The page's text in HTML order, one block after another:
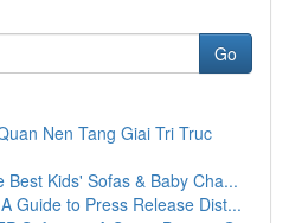
Go
Nen Tang Giai Tri Truc
Best Kids' Sofas & Baby Cha...
Guide to Press Release Dist...